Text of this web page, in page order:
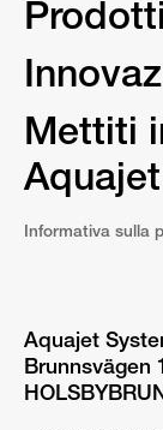
Prodotti
Mettiti
Aquajet
Informativa sulla
Aquajet
Brunnsvägen